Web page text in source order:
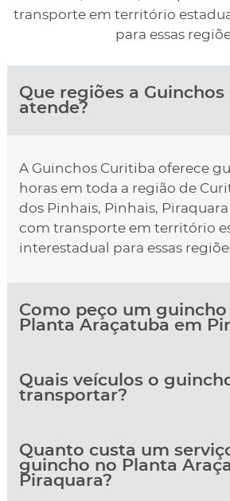
transporte em território
para essas
Que regiões a Guinchos
atende?
A Guinchos Curitiba oferece
horas em toda a região de
dos Pinhais, Pinhais,
com transporte em território
interestadual para essas
Como peço um guincho
Planta Araçatuba em
Quais veículos o
transportar?
Quanto custa um
guincho no Planta
Piraquara?